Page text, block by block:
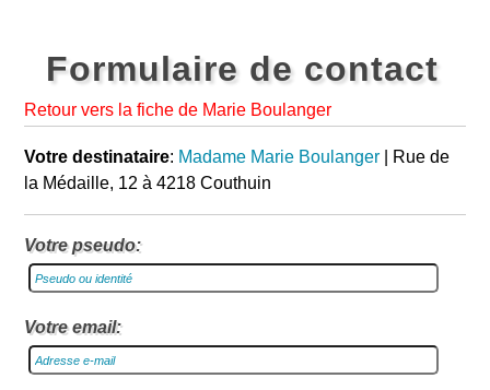
Formulaire de contact
Retour vers la fiche de Marie Boulanger
Votre destinataire: Madame Marie Boulanger | Rue de
la Médaille, 12 à 4218 Couthuin
Votre pseudo:
Votre email: